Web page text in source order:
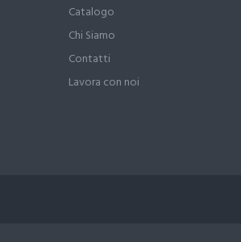
Catalogo
Chi Siamo
Contatti
Lavora con noi